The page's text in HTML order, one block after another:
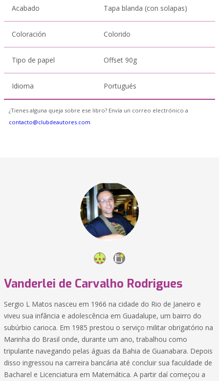
Acabado Tapa blanda (con solapas)
Coloración Colorido
Tipo de papel Offset 90g
Idioma Portugués
¿Tienes alguna queja sobre ese libro? Envía un correo electrónico a
contacto@clubdeautores.com
Vanderlei de Carvalho Rodrigues
Sergio L Matos nasceu em 1966 na cidade do Rio de Janeiro e
viveu sua infância e adolescência em Guadalupe, um bairro do
subúrbio carioca. Em 1985 prestou o serviço militar obrigatório na
Marinha do Brasil onde, durante um ano, trabalhou como
tripulante navegando pelas águas da Bahia de Guanabara. Depois
disso ingressou na carreira bancária até concluir sua faculdade de
Bacharel e Licenciatura em Matemática. A partir daí começou a